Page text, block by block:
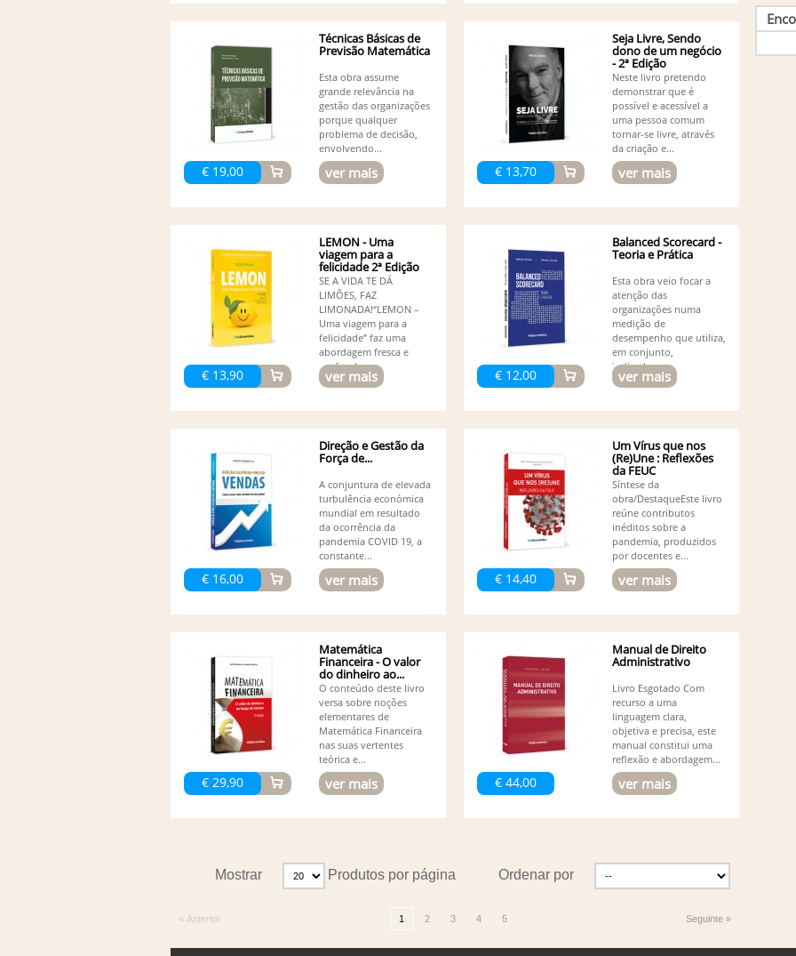
€ 19,00
Técnicas Básicas de
Previsão Matemática
Esta obra assume
grande relevância na
gestão das organizações
porque qualquer
problema de decisão,
envolvendo...
ver mais € 13,70
Seja Livre, Sendo
dono de um negócio
- 2ª Edição
Neste livro pretendo
demonstrar que é
possível e acessível a
uma pessoa comum
tornar-se livre, através
da criação e...
ver mais
€ 13,90
LEMON - Uma
viagem para a
felicidade 2ª Edição
SE A VIDA TE DÁ
LIMÕES, FAZ
LIMONADA!“LEMON –
Uma viagem para a
felicidade” faz uma
abordagem fresca e
profunda...
ver mais € 12,00
Balanced Scorecard -
Teoria e Prática
Esta obra veio focar a
atenção das
organizações numa
medição de
desempenho que utiliza,
em conjunto,
indicadores...
ver mais
€ 16,00
Direção e Gestão da
Força de...
A conjuntura de elevada
turbulência económica
mundial em resultado
da ocorrência da
pandemia COVID 19, a
constante...
ver mais € 14,40
Um Vírus que nos
(Re)Une : Reflexões
da FEUC
Síntese da
obra/DestaqueEste livro
reúne contributos
inéditos sobre a
pandemia, produzidos
por docentes e...
ver mais
€ 29,90
Matemática
Financeira - O valor
do dinheiro ao...
O conteúdo deste livro
versa sobre noções
elementares de
Matemática Financeira
nas suas vertentes
teórica e...
ver mais € 44,00
Manual de Direito
Administrativo
Livro Esgotado Com
recurso a uma
linguagem clara,
objetiva e precisa, este
manual constitui uma
reflexão e abordagem...
ver mais
Ordenar por
Mostrar Produtos por página
« Anterior 1 2 3 4 5 Seguinte »